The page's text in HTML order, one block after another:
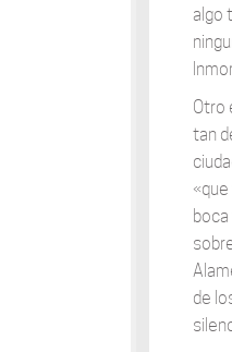
algo
Otro
tan
de